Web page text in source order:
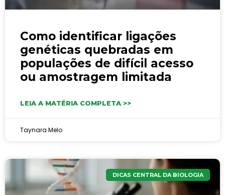
Como identificar ligações
genéticas quebradas em
populações de difícil acesso
ou amostragem limitada
LEIA A MATÉRIA COMPLETA >>
Taynara Melo
DICAS CENTRAL DA BIOLOGIA